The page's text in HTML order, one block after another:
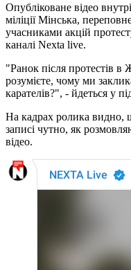
Опубліковане відео
міліції Мінська,
учасниками акцій
каналі Nexta live.
"Ранок після протестів
розумієте, чому ми
карателів?", - йдеться у
На кадрах ролика видно,
записі чутно, як
відео.